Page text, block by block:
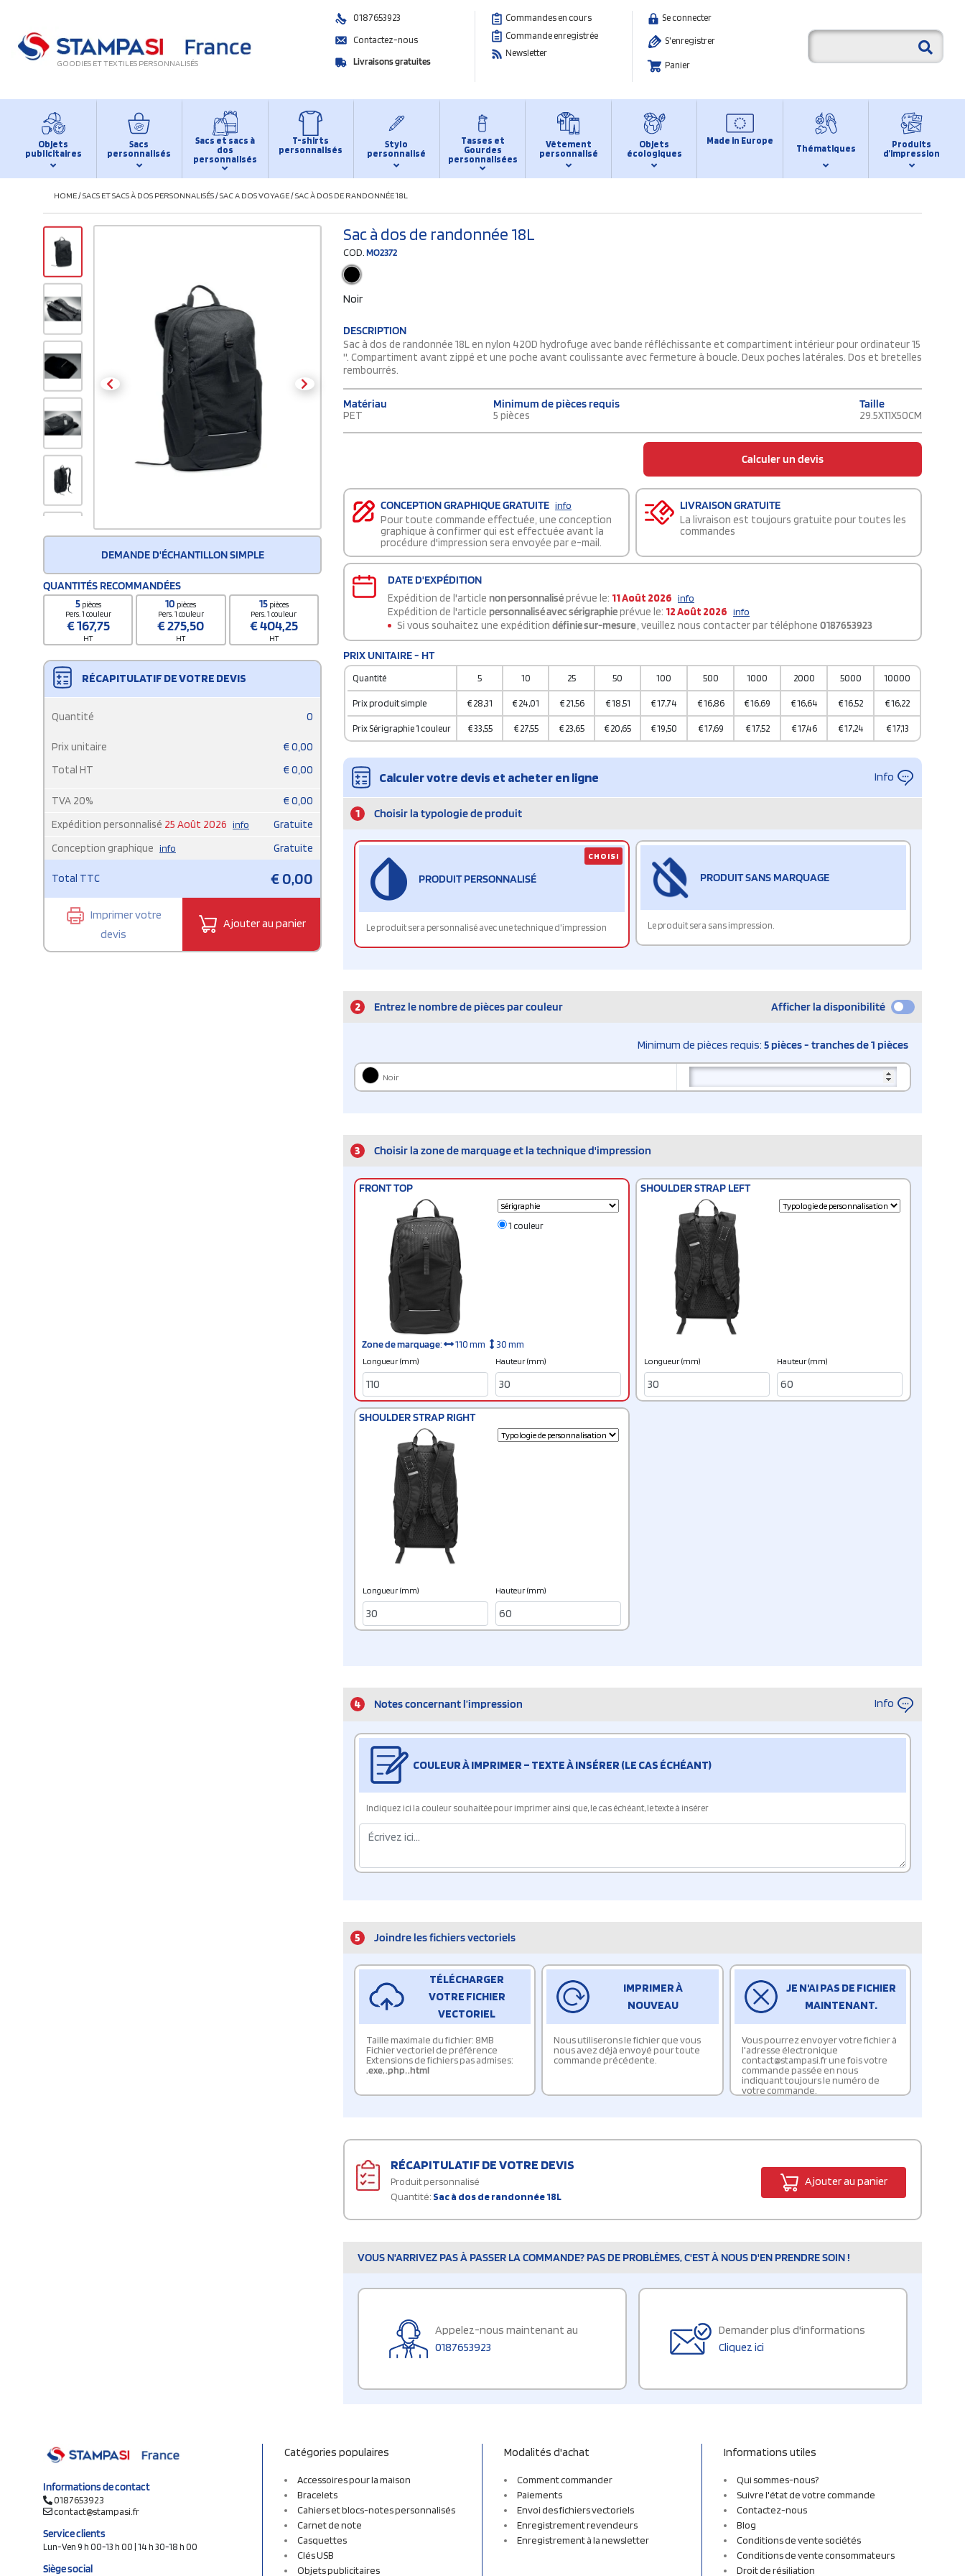
GOODIES ET TEXTILES PERSONNALISÉS
0187653923
Contactez-nous
Livraisons gratuites
Commandes en cours
Commande enregistrée
Newsletter
Se connecter
S'enregistrer
Panier
Objets
publicitaires
Sacs
personnalisés
Sacs et sacs à
dos
personnalisés
T-shirts
personnalisés
Stylo
personnalisé
Tasses et
Gourdes
personnalisées
Vêtement
personnalisé
Objets
écologiques
Made in Europe
Thématiques
Produits
d’impression
HOME/SACS ET SACS À DOS PERSONNALISÉS/SAC A DOS VOYAGE/SAC À DOS DE RANDONNÉE 18L
DEMANDE D'ÉCHANTILLON SIMPLE
QUANTITÉS RECOMMANDÉES
5 pièces
Pers. 1 couleur
€167,75
HT
10 pièces
Pers. 1 couleur
€275,50
HT
15 pièces
Pers. 1 couleur
€404,25
HT
RÉCAPITULATIF DE VOTRE DEVIS
Quantité 0
Prix unitaire € 0,00
Total HT
€ 0,00
TVA 20% € 0,00
Expédition personnalisé 25 Août 2026 info
Gratuite
Conception graphique info Gratuite
Total TTC €0,00
Imprimer votre
devis
Ajouter au panier
Sac à dos de randonnée 18L
COD.MO2372
Noir
DESCRIPTION
Sac à dos de randonnée 18L en nylon 420D hydrofuge avec bande réfléchissante et compartiment intérieur pour ordinateur 15
''. Compartiment avant zippé et une poche avant coulissante avec fermeture à boucle. Deux poches latérales. Dos et bretelles
rembourrés.
Matériau
PET
Minimum de pièces requis
5 pièces
Taille
29.5X11X50CM
Calculer un devis
CONCEPTION GRAPHIQUE GRATUITE info
Pour toute commande effectuée, une conception
graphique à confirmer qui est effectuée avant la
procédure d'impression sera envoyée par e-mail.
LIVRAISON GRATUITE
La livraison est toujours gratuite pour toutes les
commandes
DATE D'EXPÉDITION
Expédition de l'article non personnaliséprévue le: 11 Août 2026 info
Expédition de l'article personnalisé avec sérigraphieprévue le: 12 Août 2026 info
Si vous souhaitez une expédition définie sur-mesure, veuillez nous contacter par téléphone 0187653923
PRIX UNITAIRE - HT
Quantité 5 10 25 50 100 500 1000 2000 5000 10000
Prix produit simple € 28,31 € 24,01 € 21,56 €18,51 €17,74 €16,86 €16,69 €16,64 €16,52 €16,22
Prix Sérigraphie 1 couleur €33,55 € 27,55 € 23,65 € 20,65 €19,50 €17,69 €17,52 €17,46 €17,24 €17,13
Calculer votre devis et acheter en ligne Info
1 Choisir la typologie de produit
PRODUIT PERSONNALISÉ
Le produit sera personnalisé avec une technique d'impression
CHOISI
PRODUIT SANS MARQUAGE
Le produit sera sans impression.
2 Entrez le nombre de pièces par couleur Afficher la disponibilité
Minimum de pièces requis: 5 pièces - tranches de 1 pièces
Noir
3 Choisir la zone de marquage et la technique d'impression
FRONT TOP
1 couleur
Zone de marquage: 110 mm 30 mm
Longueur (mm) Hauteur (mm)
SHOULDER STRAP LEFT
Longueur (mm) Hauteur (mm)
SHOULDER STRAP RIGHT
Longueur (mm) Hauteur (mm)
4 Notes concernant l’impression Info
COULEUR À IMPRIMER – TEXTE À INSÉRER (LE CAS ÉCHÉANT)
Indiquez ici la couleur souhaitée pour imprimer ainsi que, le cas échéant, le texte à insérer
5 Joindre les fichiers vectoriels
TÉLÉCHARGER
VOTRE FICHIER
VECTORIEL
Taille maximale du fichier: 8MB
Fichier vectoriel de préférence
Extensions de fichiers pas admises:
.exe,.php,.html
IMPRIMER À
NOUVEAU
Nous utiliserons le fichier que vous
nous avez déjà envoyé pour toute
commande précédente.
JE N'AI PAS DE FICHIER
MAINTENANT.
Vous pourrez envoyer votre fichier à
l'adresse électronique
contact@stampasi.fr une fois votre
commande passée en nous
indiquant toujours le numéro de
votre commande.
RÉCAPITULATIF DE VOTRE DEVIS
Produit personnalisé
Quantité: Sac à dos de randonnée 18L
Ajouter au panier
VOUS N'ARRIVEZ PAS À PASSER LA COMMANDE? PAS DE PROBLÈMES, C'EST À NOUS D'EN PRENDRE SOIN !
Appelez-nous maintenant au
0187653923
Demander plus d'informations
Cliquez ici
Informations de contact
0187653923
contact@stampasi.fr
Service clients
Lun-Ven 9 h 00-13 h 00 | 14 h 30-18 h 00
Siège social
Catégories populaires
Accessoires pour la maison
Bracelets
Cahiers et blocs-notes personnalisés
Carnet de note
Casquettes
Clés USB
Objets publicitaires
Modalités d'achat
Comment commander
Paiements
Envoi des fichiers vectoriels
Enregistrement revendeurs
Enregistrement à la newsletter
Informations utiles
Qui sommes-nous?
Suivre l'état de votre commande
Contactez-nous
Blog
Conditions de vente sociétés
Conditions de vente consommateurs
Droit de résiliation